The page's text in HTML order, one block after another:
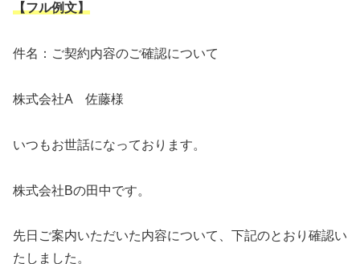
【フル例文】
件名：ご契約内容のご確認について
株式会社A 佐藤様
いつもお世話になっております。
株式会社Bの田中です。
先日ご案内いただいた内容について、下記のとおり確認い
たしました。